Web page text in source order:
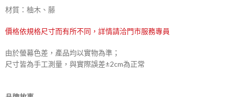
材質：柚木、藤
價格依規格尺寸而有所不同，詳情請洽門市服務專員
由於螢幕色差，產品均以實物為準；
尺寸皆為手工測量，與實際誤差±2cm為正常